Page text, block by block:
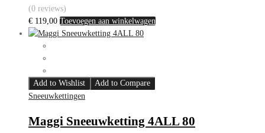
(0 reviews)
€ 119,00 Toevoegen aan winkelwagen
Add to Wishlist
Add to Compare
Sneeuwkettingen
Maggi Sneeuwketting 4ALL 80